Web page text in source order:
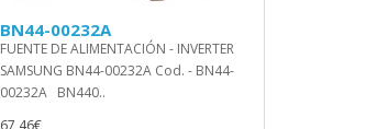
BN44-00232A
FUENTE DE ALIMENTACIÓN - INVERTER
SAMSUNG BN44-00232A Cod. - BN44-
00232A BN440..
67,46€